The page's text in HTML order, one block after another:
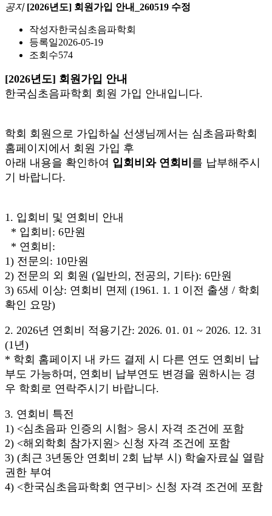
공지 [2026년도] 회원가입 안내_260519 수정
작성자한국심초음파학회
등록일2026-05-19
조회수574
[2026년도] 회원가입 안내
한국심초음파학회 회원 가입 안내입니다.
학회 회원으로 가입하실 선생님께서는 심초음파학회
홈페이지에서 회원 가입 후
아래 내용을 확인하여 입회비와 연회비 를 납부해주시
기 바랍니다.
1. 입회비 및 연회비 안내
* 입회비: 6만원
* 연회비:
1) 전문의: 10만원
2) 전문의 외 회원 (일반의, 전공의, 기타): 6만원
3) 65세 이상: 연회비 면제 (1961. 1. 1 이전 출생 / 학회
확인 요망)
2. 2026년 연회비 적용기간: 2026. 01. 01 ~ 2026. 12. 31
(1년)
* 학회 홈페이지 내 카드 결제 시 다른 연도 연회비 납
부도 가능하며, 연회비 납부연도 변경을 원하시는 경
우 학회로 연락주시기 바랍니다.
3. 연회비 특전
1) <심초음파 인증의 시험> 응시 자격 조건에 포함
2) <해외학회 참가지원> 신청 자격 조건에 포함
3) (최근 3년동안 연회비 2회 납부 시) 학술자료실 열람
권한 부여
4) <한국심초음파학회 연구비> 신청 자격 조건에 포함